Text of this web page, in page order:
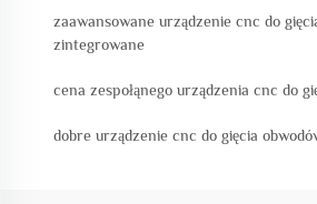
zaawansowane urządzenie cnc do
zintegrowane
cena zespołąnego urządzenia cnc do
dobre urządzenie cnc do gięcia